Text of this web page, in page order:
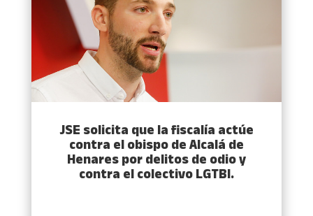
JSE solicita que la fiscalía actúe
contra el obispo de Alcalá de
Henares por delitos de odio y
contra el colectivo LGTBI.